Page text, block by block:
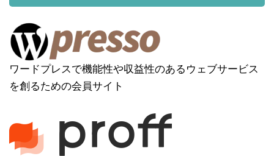
ワードプレスで機能性や収益性のあるウェブサービス
を創るための会員サイト